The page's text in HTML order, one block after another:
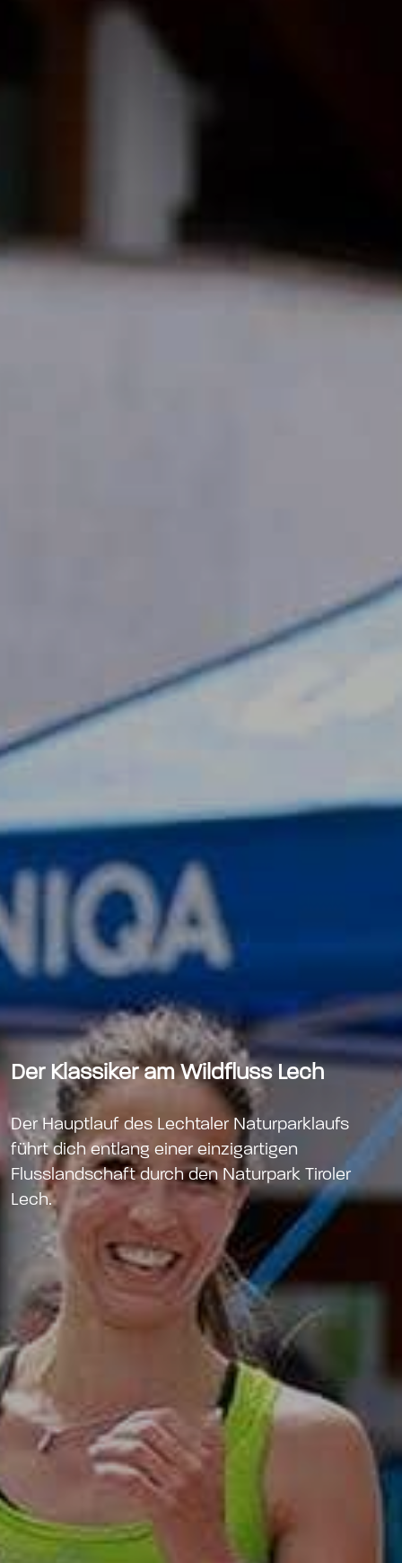
Der Klassiker am Wildfluss Lech
Der Hauptlauf des Lechtaler Naturparklaufs
führt dich entlang einer einzigartigen
Flusslandschaft durch den Naturpark Tiroler
Lech.